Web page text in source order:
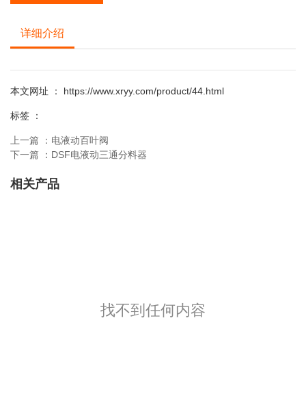
详细介绍
本文网址 ： https://www.xryy.com/product/44.html
标签 ：
上一篇 ： 电液动百叶阀
下一篇 ： DSF电液动三通分料器
相关产品
找不到任何内容